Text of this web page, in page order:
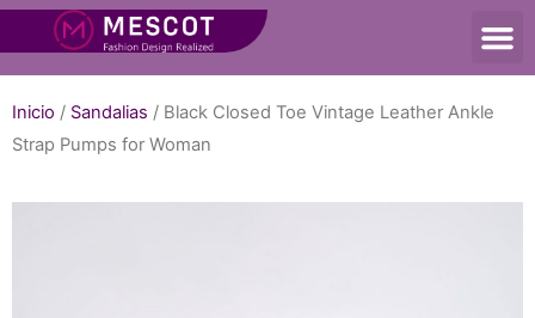
Inicio / Sandalias / Black Closed Toe Vintage Leather Ankle
Strap Pumps for Woman